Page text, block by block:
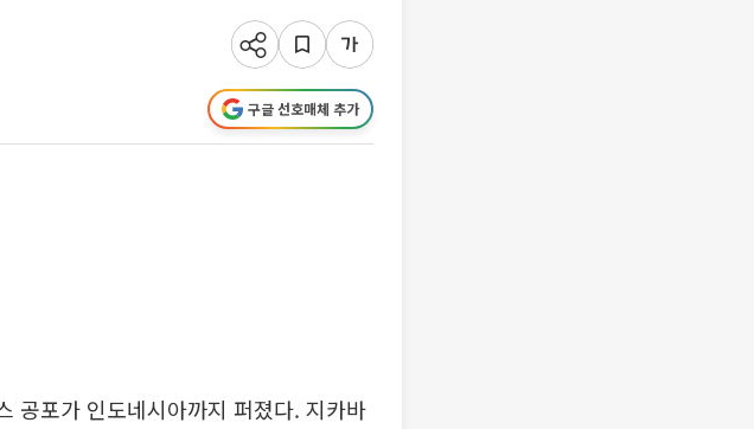
구글 선호매체 추가
공포가 인도네시아까지 퍼졌다. 지카바